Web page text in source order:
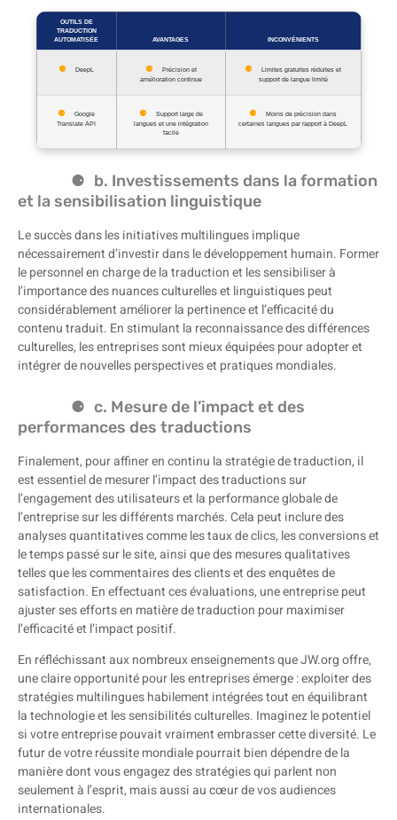
OUTILS DE
TRADUCTION
AUTOMATISÉE
AVANTAGES INCONVÉNIENTS
DeepL
Précision et
amélioration continue
Limites gratuites réduites et
support de langue limité
Google
Translate API
Support large de
langues et une intégration
facile
Moins de précision dans
certaines langues par rapport à DeepL
b. Investissements dans la formation
et la sensibilisation linguistique
Le succès dans les initiatives multilingues implique
nécessairement d’investir dans le développement humain. Former
le personnel en charge de la traduction et les sensibiliser à
l’importance des nuances culturelles et linguistiques peut
considérablement améliorer la pertinence et l’efficacité du
contenu traduit. En stimulant la reconnaissance des différences
culturelles, les entreprises sont mieux équipées pour adopter et
intégrer de nouvelles perspectives et pratiques mondiales.
c. Mesure de l’impact et des
performances des traductions
Finalement, pour affiner en continu la stratégie de traduction, il
est essentiel de mesurer l’impact des traductions sur
l’engagement des utilisateurs et la performance globale de
l’entreprise sur les différents marchés. Cela peut inclure des
analyses quantitatives comme les taux de clics, les conversions et
le temps passé sur le site, ainsi que des mesures qualitatives
telles que les commentaires des clients et des enquêtes de
satisfaction. En effectuant ces évaluations, une entreprise peut
ajuster ses efforts en matière de traduction pour maximiser
l’efficacité et l’impact positif.
En réfléchissant aux nombreux enseignements que JW.org offre,
une claire opportunité pour les entreprises émerge : exploiter des
stratégies multilingues habilement intégrées tout en équilibrant
la technologie et les sensibilités culturelles. Imaginez le potentiel
si votre entreprise pouvait vraiment embrasser cette diversité. Le
futur de votre réussite mondiale pourrait bien dépendre de la
manière dont vous engagez des stratégies qui parlent non
seulement à l’esprit, mais aussi au cœur de vos audiences
internationales.